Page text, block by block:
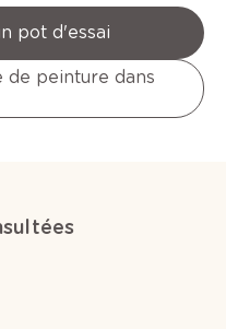
pot d'essai
de peinture dans